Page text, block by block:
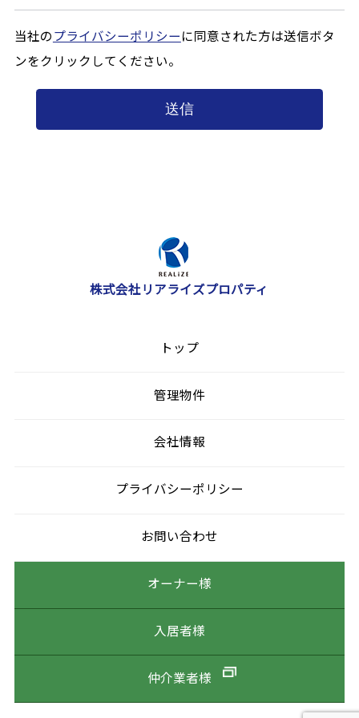
当社の プライバシーポリシー に同意された方は送信ボタ
ンをクリックしてください。
株式会社リアライズプロパティ
トップ
管理物件
会社情報
プライバシーポリシー
お問い合わせ
オーナー様
入居者様
仲介業者様